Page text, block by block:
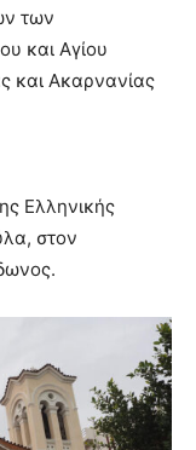
των
και Αγίου
και Ακαρνανίας
Ελληνικής
στον